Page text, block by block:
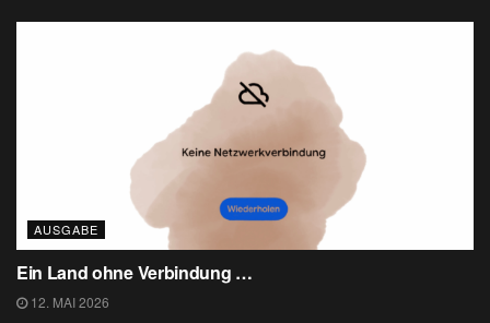
AUSGABE
Ein Land ohne Verbindung …
12. MAI 2026